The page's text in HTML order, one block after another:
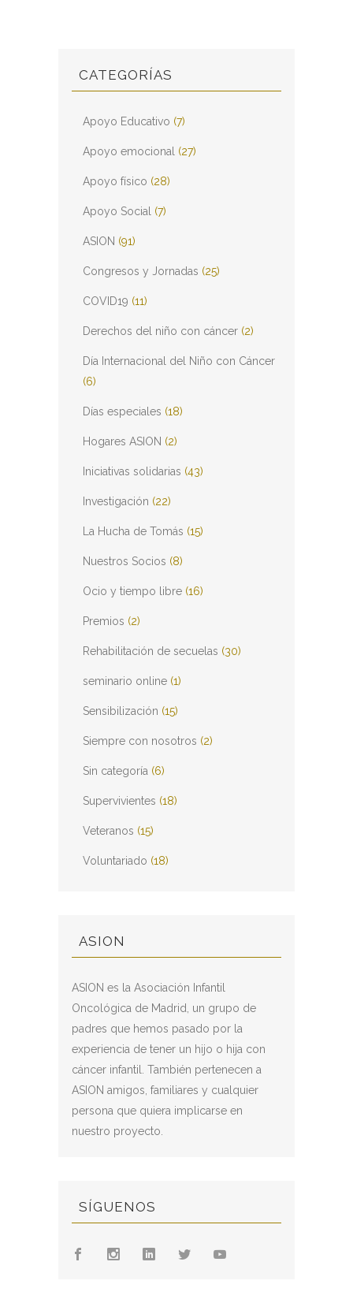
CATEGORÍAS
Apoyo Educativo (7)
Apoyo emocional (27)
Apoyo físico (28)
Apoyo Social (7)
ASION (91)
Congresos y Jornadas (25)
COVID19 (11)
Derechos del niño con cáncer (2)
Día Internacional del Niño con Cáncer
(6)
Días especiales (18)
Hogares ASION (2)
Iniciativas solidarias (43)
Investigación (22)
La Hucha de Tomás (15)
Nuestros Socios (8)
Ocio y tiempo libre (16)
Premios (2)
Rehabilitación de secuelas (30)
seminario online (1)
Sensibilización (15)
Siempre con nosotros (2)
Sin categoría (6)
Supervivientes (18)
Veteranos (15)
Voluntariado (18)
ASION
ASION es la Asociación Infantil
Oncológica de Madrid, un grupo de
padres que hemos pasado por la
experiencia de tener un hijo o hija con
cáncer infantil. También pertenecen a
ASION amigos, familiares y cualquier
persona que quiera implicarse en
nuestro proyecto.
SÍGUENOS